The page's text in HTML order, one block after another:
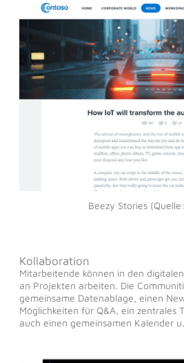
Beezy Stories (Quelle:
Kollaboration
Mitarbeitende können in den
an Projekten arbeiten. Die
gemeinsame Datenablage, einen
Möglichkeiten für Q&A, ein zentrales
auch einen gemeinsamen Kalender